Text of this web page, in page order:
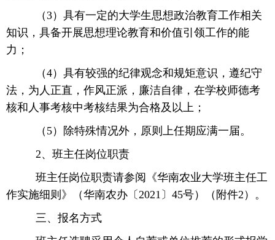
（3）具有一定的大学生思想政治教育工作相关
知识，具备开展思想理论教育和价值引领工作的能
力；
（4）具有较强的纪律观念和规矩意识，遵纪守
法，为人正直，作风正派，廉洁自律，在学校师德考
核和人事考核中考核结果为合格及以上；
（5）除特殊情况外，原则上任期应满一届。
2、班主任岗位职责
班主任岗位职责请参阅《华南农业大学班主任工
作实施细则》（华南农办〔2021〕45号）（附件2）。
三、报名方式